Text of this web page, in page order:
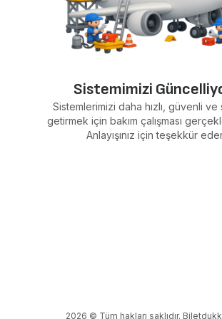
Sistemimizi
Sistemlerimizi daha hızlı, güvenli ve
getirmek için bakım çalışması
Anlayışınız için teşekkür
2026 © Tüm hakları saklıdır.